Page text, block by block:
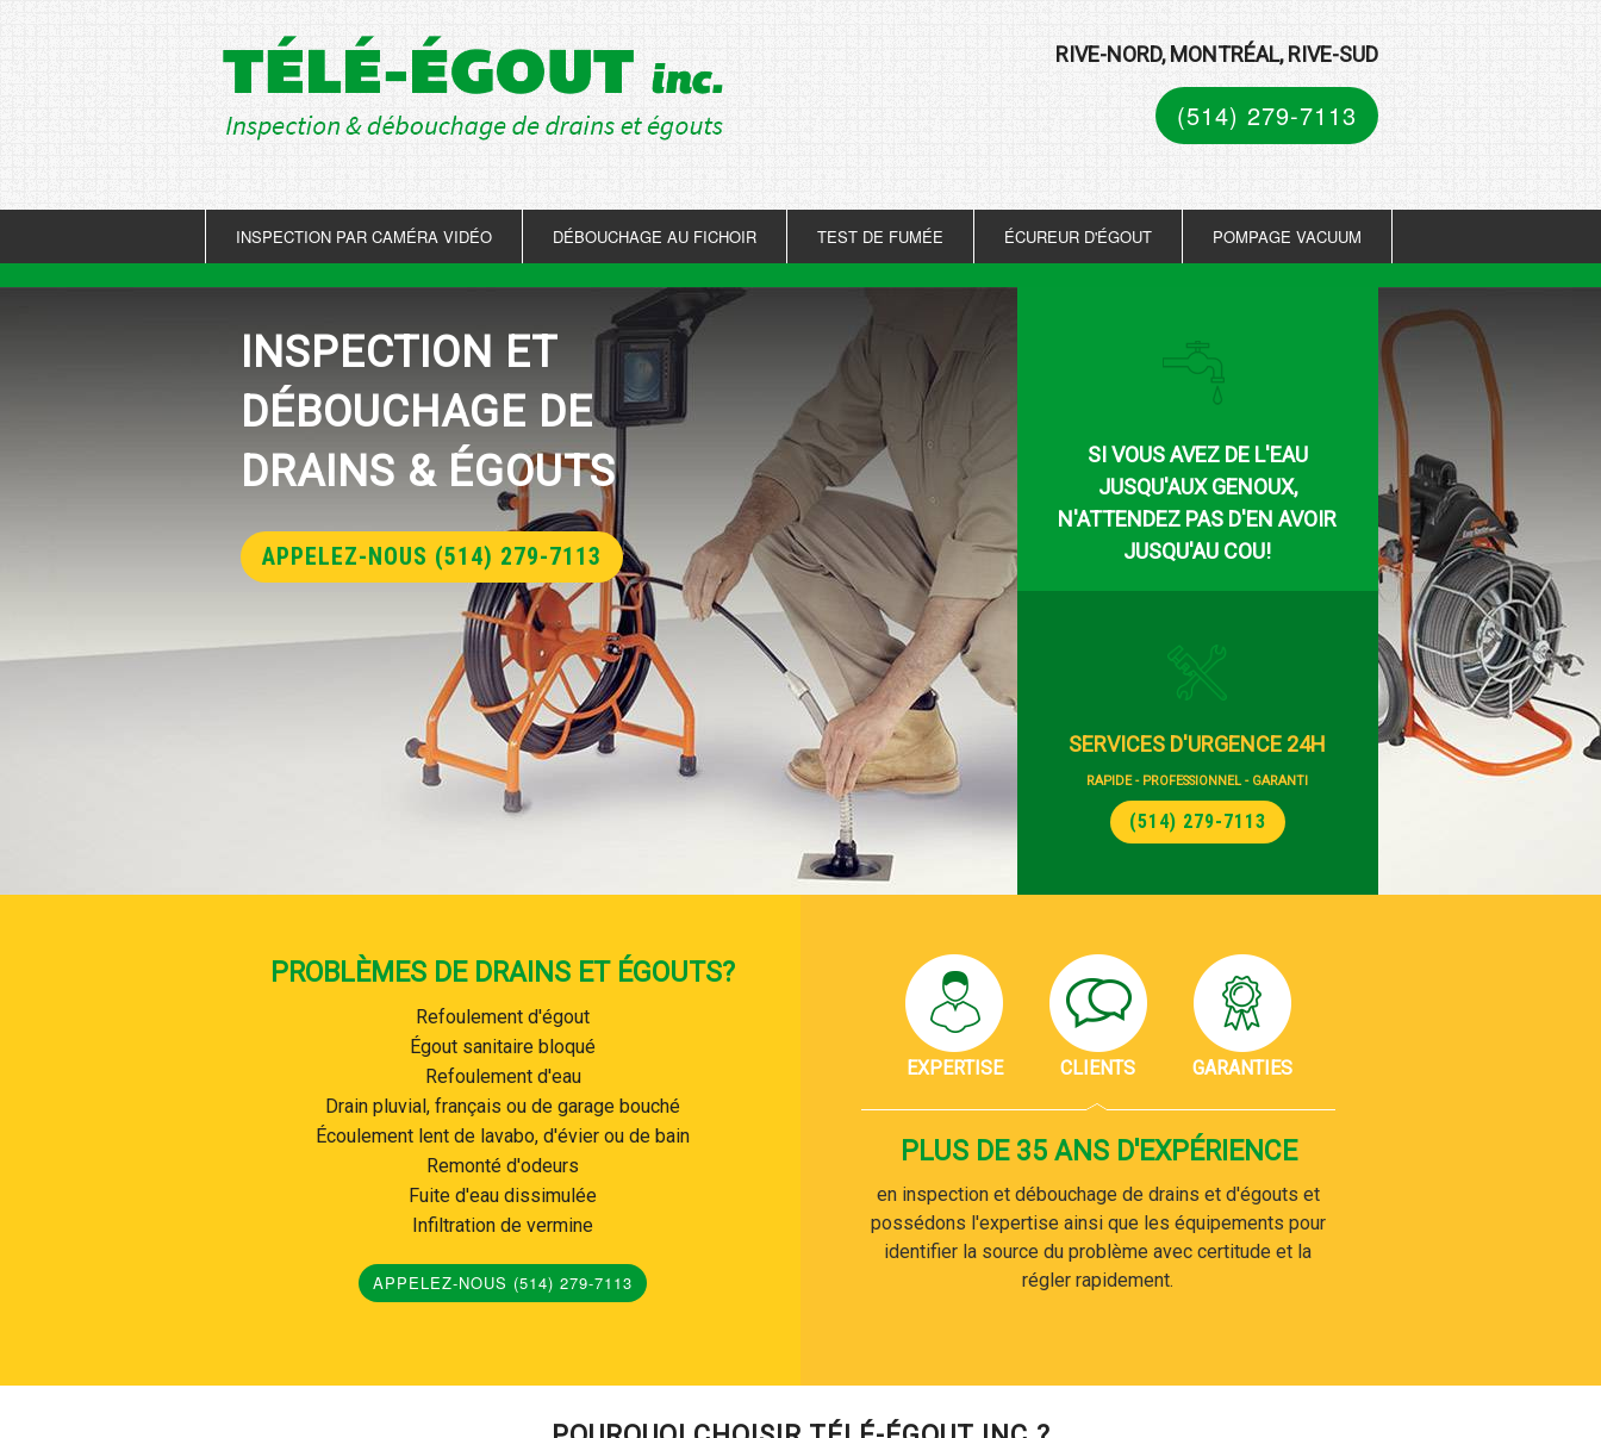
RIVE-NORD, MONTRÉAL, RIVE-SUD
(514) 279-7113
INSPECTION PAR CAMÉRA VIDÉO DÉBOUCHAGE AU FICHOIR TEST DE FUMÉE ÉCUREUR D'ÉGOUT POMPAGE VACUUM
INSPECTION ET
DÉBOUCHAGE DE
DRAINS & ÉGOUTS
APPELEZ-NOUS (514) 279-7113
SI VOUS AVEZ DE L'EAU
JUSQU'AUX GENOUX,
N'ATTENDEZ PAS D'EN AVOIR
JUSQU'AU COU!
SERVICES D'URGENCE 24H
RAPIDE - PROFESSIONNEL - GARANTI
(514) 279-7113
PROBLÈMES DE DRAINS ET ÉGOUTS?
Refoulement d'égout
Égout sanitaire bloqué
Refoulement d'eau
Drain pluvial, français ou de garage bouché
Écoulement lent de lavabo, d'évier ou de bain
Remonté d'odeurs
Fuite d'eau dissimulée
Infiltration de vermine
APPELEZ-NOUS (514) 279-7113
EXPERTISE CLIENTS GARANTIES
PLUS DE 35 ANS D'EXPÉRIENCE
en inspection et débouchage de drains et d'égouts et
possédons l'expertise ainsi que les équipements pour
identifier la source du problème avec certitude et la
régler rapidement.